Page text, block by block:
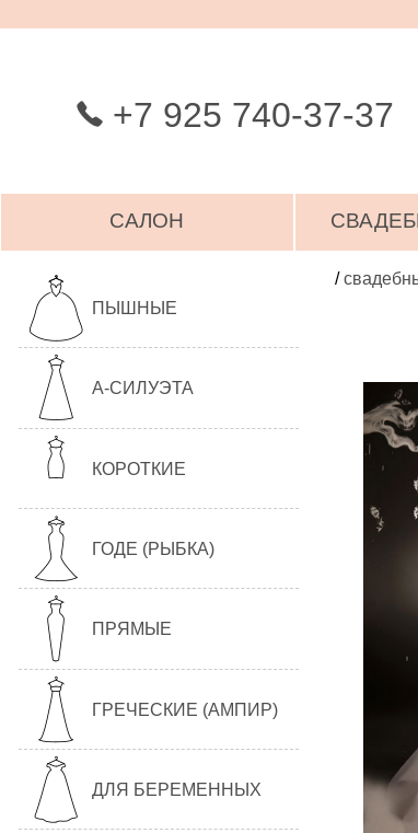
+7 925 740-37-37
САЛОН
ПЫШНЫЕ
А-СИЛУЭТА
КОРОТКИЕ
ГОДЕ (РЫБКА)
ПРЯМЫЕ
ГРЕЧЕСКИЕ (АМПИР)
ДЛЯ БЕРЕМЕННЫХ
/